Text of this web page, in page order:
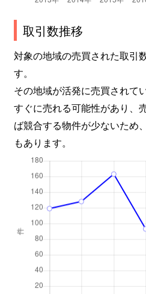
取引数推移
対象の地域の売買された取引
す。
その地域が活発に売買されて
すぐに売れる可能性があり、
ば競合する物件が少ないため
もあります。